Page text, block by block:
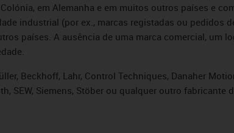
em Alemanha e em muitos outros países e
industrial (por ex., marcas registadas ou pedidos
países. A ausência de uma marca comercial, um
Beckhoff, Lahr, Control Techniques, Danaher
SEW, Siemens, Stöber ou qualquer outro